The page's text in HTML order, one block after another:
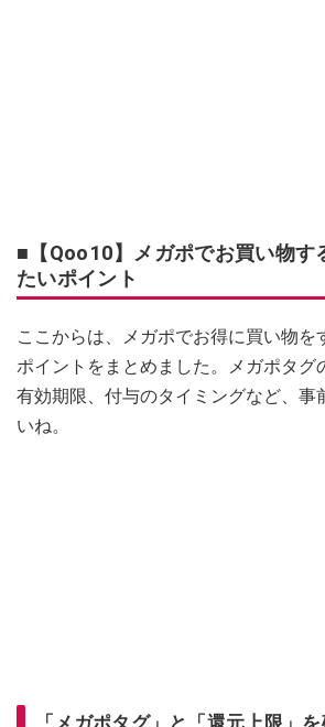
■【Qoo10】メガポでお買い物す
たいポイント
ここからは、メガポでお得に買い物を
ポイントをまとめました。メガポタグ
有効期限、付与のタイミングなど、事
いね。
「メガポタグ」と「還元上限」